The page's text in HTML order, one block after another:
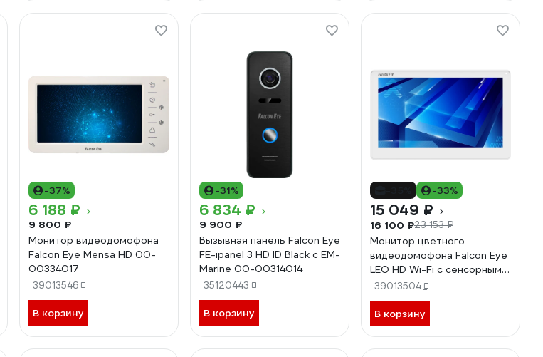
-37%
6 188 ₽
9 800 ₽
Монитор видеодомофона
Falcon Eye Mensa HD 00-
00334017
39013546
В корзину
-31%
6 834 ₽
9 900 ₽
Вызывная панель Falcon Eye
FE-ipanel 3 HD ID Black с EM-
Marine 00-00314014
35120443
В корзину
-33%
15 049 ₽
16 100 ₽23 153 ₽
Монитор цветного
видеодомофона Falcon Eye
LEO HD Wi-Fi с сенсорным
IPS экраном 7 дюймов 00-
00334030
39013504
В корзину